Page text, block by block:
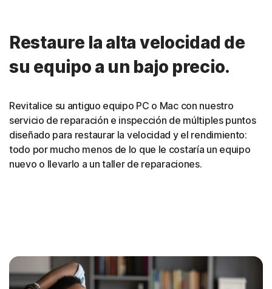
Restaure la alta velocidad de
su equipo a un bajo precio.
Revitalice su antiguo equipo PC o Mac con nuestro
servicio de reparación e inspección de múltiples puntos
diseñado para restaurar la velocidad y el rendimiento:
todo por mucho menos de lo que le costaría un equipo
nuevo o llevarlo a un taller de reparaciones.